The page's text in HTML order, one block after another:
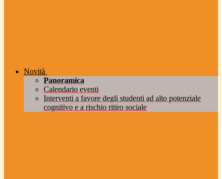
Novità
Panoramica
Calendario eventi
Interventi a favore degli studenti ad alto potenziale
cognitivo e a rischio ritiro sociale